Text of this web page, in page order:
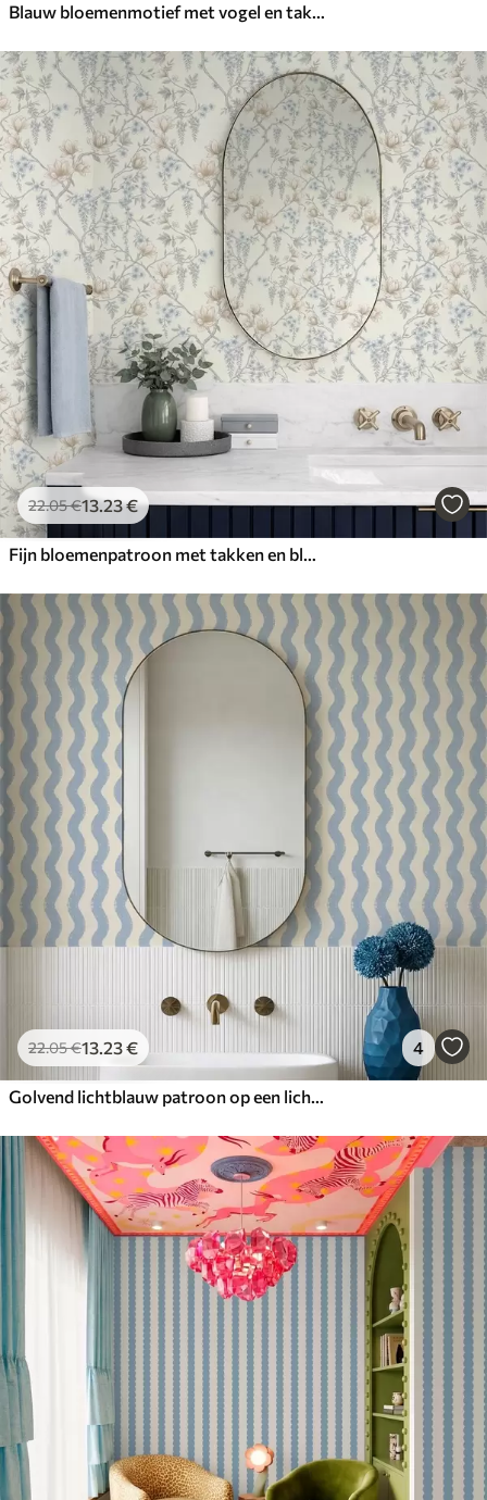
Blauw bloemenmotief met vogel en takken
22.05€13.23€
Fijn bloemenpatroon met takken en bloemen
22.05€13.23€ 4
Golvend lichtblauw patroon op een lichte achtergrond